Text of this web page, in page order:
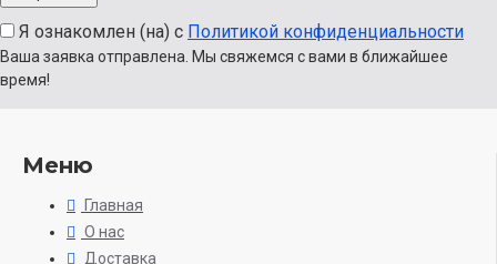
Я ознакомлен (на) с Политикой конфиденциальности
Ваша заявка отправлена. Мы свяжемся с вами в ближайшее
время!
Меню
Главная
О нас
Доставка